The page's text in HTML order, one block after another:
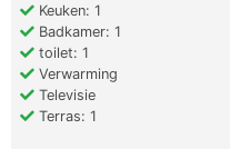
Keuken: 1
Badkamer: 1
toilet: 1
Verwarming
Televisie
Terras: 1